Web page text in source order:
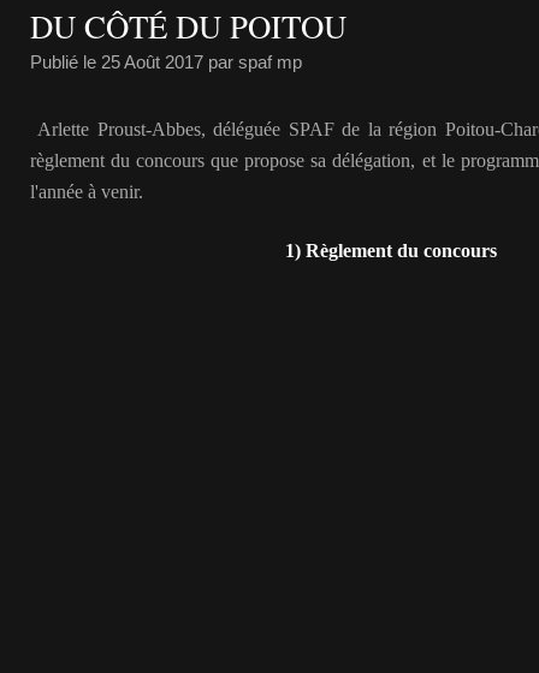
DU CÔTÉ DU POITOU
Publié le 25 Août 2017 par spaf mp
Arlette Proust-Abbes, déléguée SPAF de la région Poitou-
règlement du concours que propose sa délégation, et le
l'année à venir.
1) Règlement du concours